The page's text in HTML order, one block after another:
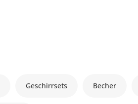
Geschirrsets Becher